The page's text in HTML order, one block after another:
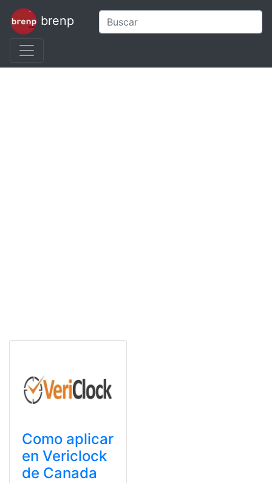
brenp
Como aplicar
en Vericlock
de Canada